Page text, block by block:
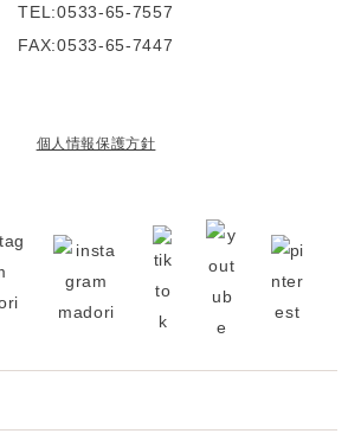
TEL:0533-65-7557
FAX:0533-65-7447
個人情報保護方針